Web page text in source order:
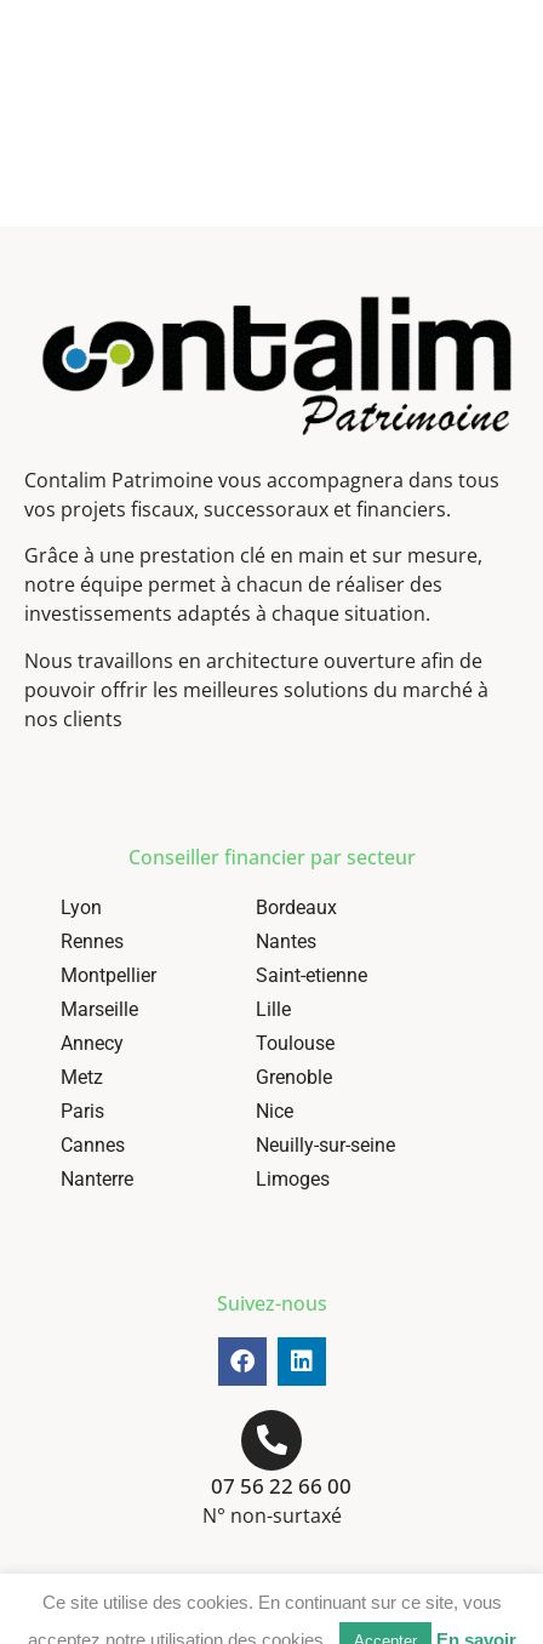
Contalim Patrimoine vous accompagnera dans tous
vos projets fiscaux, successoraux et financiers.
Grâce à une prestation clé en main et sur mesure,
notre équipe permet à chacun de réaliser des
investissements adaptés à chaque situation.
Nous travaillons en architecture ouverture afin de
pouvoir offrir les meilleures solutions du marché à
nos clients
Conseiller financier par secteur
Lyon
Bordeaux
Rennes
Nantes
Montpellier
Saint-etienne
Marseille
Lille
Annecy
Toulouse
Metz
Grenoble
Paris
Nice
Cannes
Neuilly-sur-seine
Nanterre
Limoges
Suivez-nous
07 56 22 66 00
N° non-surtaxé
Téléchargement DER
Ce site utilise des cookies. En continuant sur ce site, vous
acceptez notre utilisation des cookies.
En savoir